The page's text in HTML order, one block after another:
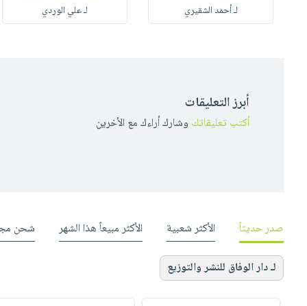
لـ أحمد الشقيري
لـ علي الوردي
أبرز التعليقات
أكتب تعليقاتك وشارك أراءك مع الأخرين
صدر حديثاً الأكثر شعبية الأكثر مبيعاً هذا الشهر شحن
لـ دار الوفاق للنشر والتوزيع